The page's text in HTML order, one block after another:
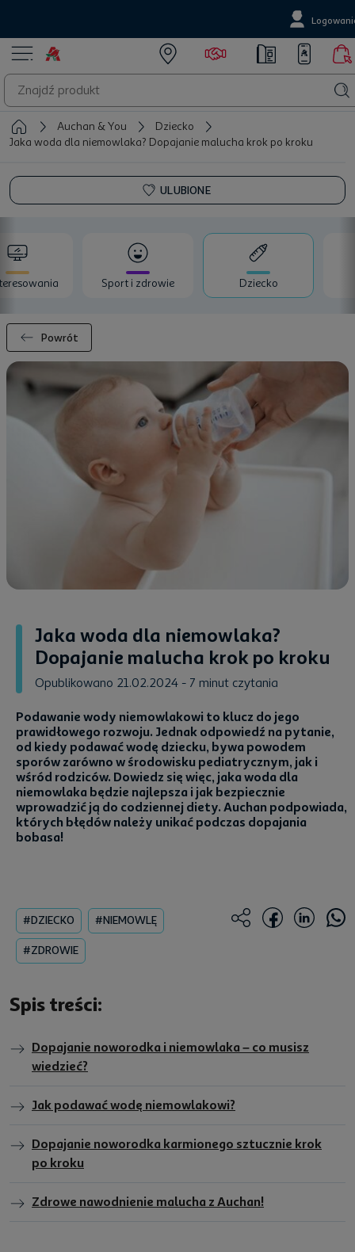
Auchan & You
Dziecko
Jaka woda dla niemowlaka? Dopajanie malucha krok po kroku
ULUBIONE
Sport i zdrowie Dziecko
Powrót
Jaka woda dla niemowlaka?
Dopajanie malucha krok po kroku
Opublikowano 21.02.2024 - 7 minut czytania
Podawanie wody niemowlakowi to klucz do jego
prawidłowego rozwoju. Jednak odpowiedź na pytanie,
od kiedy podawać wodę dziecku, bywa powodem
sporów zarówno w środowisku pediatrycznym, jak i
wśród rodziców. Dowiedz się więc, jaka woda dla
niemowlaka będzie najlepsza i jak bezpiecznie
wprowadzić ją do codziennej diety. Auchan podpowiada,
których błędów należy unikać podczas dopajania
bobasa!
#DZIECKO #NIEMOWLĘ
#ZDROWIE
Spis treści:
Dopajanie noworodka i niemowlaka – co musisz
wiedzieć?
Jak podawać wodę niemowlakowi?
Dopajanie noworodka karmionego sztucznie krok
po kroku
Zdrowe nawodnienie malucha z Auchan!